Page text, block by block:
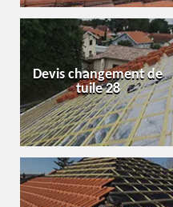
Devis changement de
tuile 28